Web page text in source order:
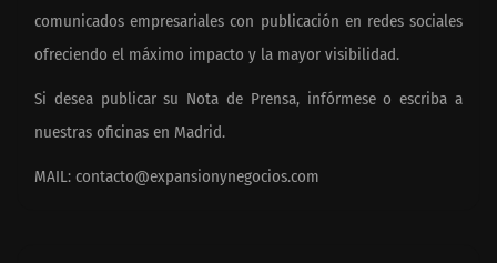
comunicados empresariales con publicación en redes sociales
ofreciendo el máximo impacto y la mayor visibilidad.
Si desea publicar su Nota de Prensa, infórmese o escriba a
nuestras oficinas en Madrid.
MAIL: contacto@expansionynegocios.com